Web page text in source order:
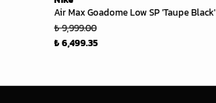
Air Max Goadome Low SP 'Taupe Black'
₺ 9,999.00
₺ 6,499.35